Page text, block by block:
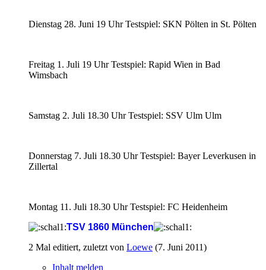
Dienstag 28. Juni 19 Uhr Testspiel: SKN Pölten in St. Pölten
Freitag 1. Juli 19 Uhr Testspiel: Rapid Wien in Bad
Wimsbach
Samstag 2. Juli 18.30 Uhr Testspiel: SSV Ulm Ulm
Donnerstag 7. Juli 18.30 Uhr Testspiel: Bayer Leverkusen in
Zillertal
Montag 11. Juli 18.30 Uhr Testspiel: FC Heidenheim
TSV 1860 München
2 Mal editiert, zuletzt von Loewe (7. Juni 2011)
Inhalt melden